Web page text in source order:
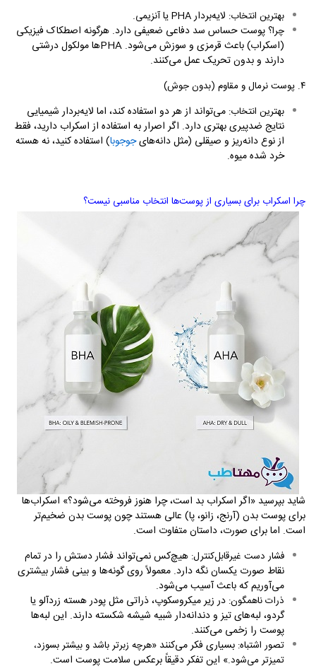
بهترین انتخاب: لایه‌بردارPHAیاآنزیمی.
چرا؟پوست حساس سد دفاعی ضعیفی دارد. هرگونه اصطکاک فیزیکی
(اسکراب) باعث قرمزی و سوزش می‌شود. PHAها مولکول درشتی
دارند و بدون تحریک عمل می‌کنند.
۴. پوست نرمال و مقاوم (بدون جوش)
بهترین انتخاب: می‌تواند از هر دو استفاده کند، اما لایه‌بردار شیمیایی
نتایج ضدپیری بهتری دارد. اگر اصرار به استفاده از اسکراب دارید، فقط
از نوع دانه‌ریز و صیقلی (مثل دانه‌هایجوجوبا) استفاده کنید، نه هسته
خرد شده میوه.
چرا اسکراب برای بسیاری از پوست‌ها انتخاب مناسبی نیست؟
شاید بپرسید «اگر اسکراب بد است، چرا هنوز فروخته می‌شود؟» اسکراب‌ها
برای پوست بدن (آرنج، زانو، پا) عالی هستند چون پوست بدن ضخیم‌تر
است. اما برای صورت، داستان متفاوت است.
فشار دست غیرقابل‌کنترل: هیچ‌کس نمی‌تواند فشار دستش را در تمام
نقاط صورت یکسان نگه دارد. معمولاً روی گونه‌ها و بینی فشار بیشتری
می‌آوریم که باعث آسیب می‌شود.
ذرات ناهمگون: در زیر میکروسکوپ، ذراتی مثل پودر هسته زردآلو یا
گردو، لبه‌های تیز و دندانه‌دار شبیه شیشه شکسته دارند. این لبه‌ها
پوست را زخمی می‌کنند.
تصور اشتباه: بسیاری فکر می‌کنند «هرچه زبرتر باشد و بیشتر بسوزد،
تمیزتر می‌شود.» این تفکر دقیقاً برعکس سلامت پوست است.